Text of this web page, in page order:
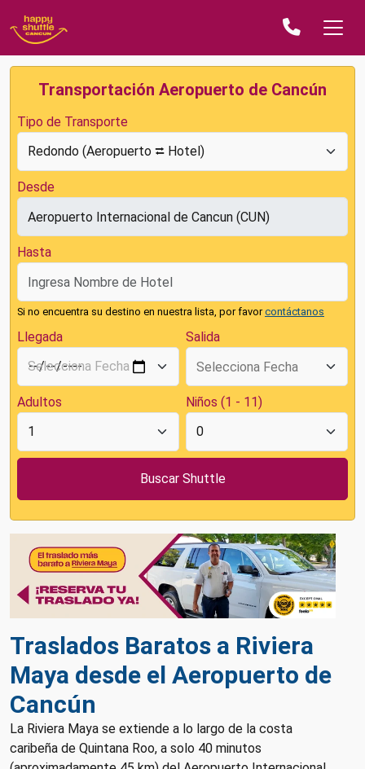
Transportación Aeropuerto de Cancún
Tipo de Transporte
Desde
Hasta
Si no encuentra su destino en nuestra lista, por favorcontáctanos
Llegada Salida
Adultos Niños (1 - 11)
Traslados Baratos a Riviera
Maya desde el Aeropuerto de
Cancún
La Riviera Maya se extiende a lo largo de la costa
caribeña de Quintana Roo, a solo 40 minutos